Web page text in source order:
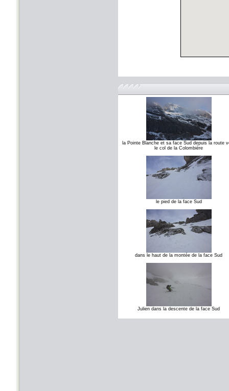
la Pointe Blanche et sa face Sud depuis la route
le col de la Colombière
le pied de la face Sud
dans le haut de la montée de la face Sud
Julien dans la descente de la face Sud